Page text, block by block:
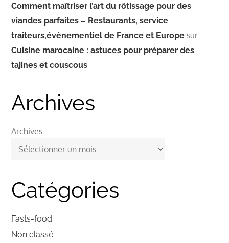
Comment maîtriser l’art du rôtissage pour des
viandes parfaites – Restaurants, service
traiteurs,évènementiel de France et Europe sur
Cuisine marocaine : astuces pour préparer des
tajines et couscous
Archives
Archives
Catégories
Fasts-food
Non classé